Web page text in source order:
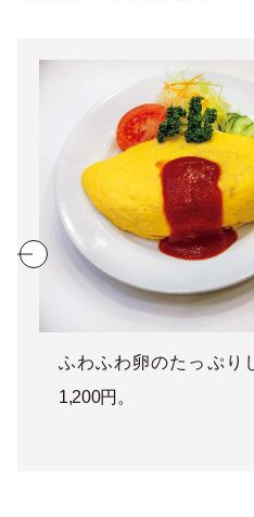
ふわふわ卵のたっぷり
1,200円。